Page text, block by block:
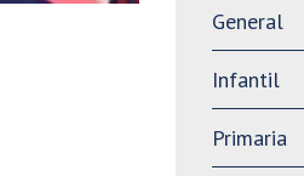
General
Infantil
Primaria